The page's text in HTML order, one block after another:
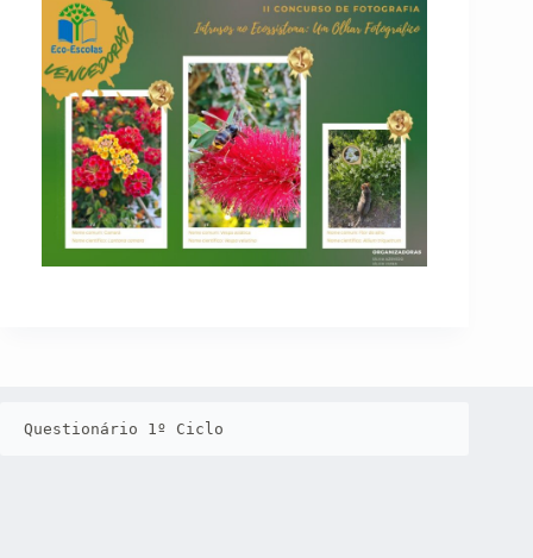
Questionário 1º Ciclo